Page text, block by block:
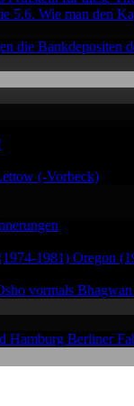
5.6. Wie man den
die Bankdepositen
(-Vorbeck)
1981) Oregon
vormals Bhagwan
Hamburg Berliner